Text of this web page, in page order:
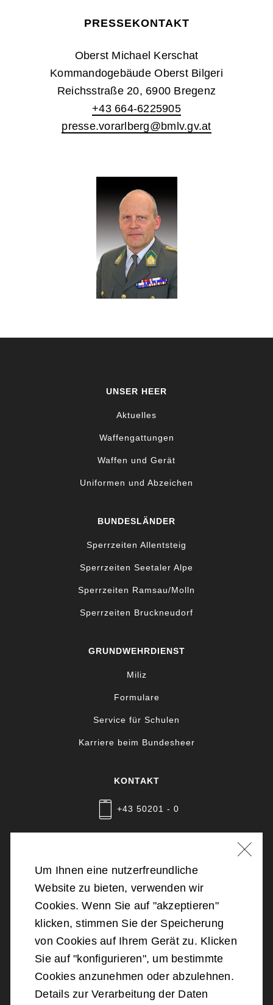
PRESSEKONTAKT
Oberst Michael Kerschat
Kommandogebäude Oberst Bilgeri
Reichsstraße 20, 6900 Bregenz
+43 664-6225905
presse.vorarlberg@bmlv.gv.at
UNSER HEER
Aktuelles
Waffengattungen
Waffen und Gerät
Uniformen und Abzeichen
BUNDESLÄNDER
Sperrzeiten Allentsteig
Sperrzeiten Seetaler Alpe
Sperrzeiten Ramsau/Molln
Sperrzeiten Bruckneudorf
GRUNDWEHRDIENST
Miliz
Formulare
Service für Schulen
Karriere beim Bundesheer
KONTAKT
+43 50201 - 0
2026Bundesministerium für Landesverteidigung
Barrierefreiheit
Datenschutz
Um Ihnen eine nutzerfreundliche
Website zu bieten, verwenden wir
Cookies. Wenn Sie auf "akzeptieren"
klicken, stimmen Sie der Speicherung
von Cookies auf Ihrem Gerät zu. Klicken
Sie auf "konfigurieren", um bestimmte
Cookies anzunehmen oder abzulehnen.
Details zur Verarbeitung der Daten